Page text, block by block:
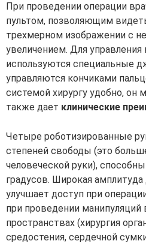
При проведении операции
пультом, позволяющим
трехмерном изображении с
увеличением. Для
используются специальные
управляются кончиками
системой хирургу удобно, он
также дает клинические
Четыре роботизированные
степеней свободы (это
человеческой руки),
градусов. Широкая
улучшает доступ при
при проведении манипуляций
пространствах (хирургия
средостения, сердечной